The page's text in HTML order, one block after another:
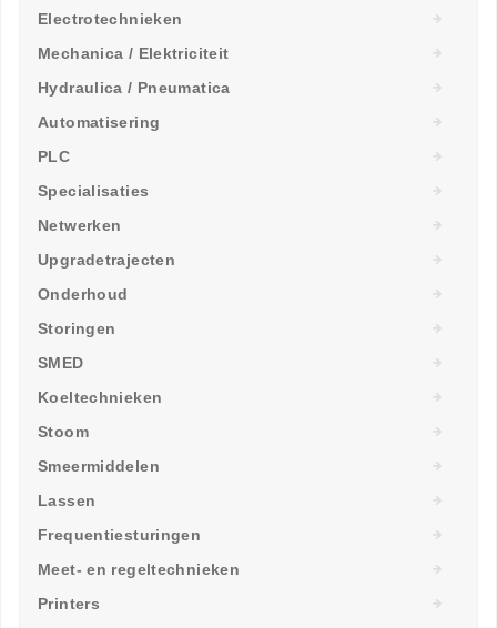
Electrotechnieken
Mechanica / Elektriciteit
Hydraulica / Pneumatica
Automatisering
PLC
Specialisaties
Netwerken
Upgradetrajecten
Onderhoud
Storingen
SMED
Koeltechnieken
Stoom
Smeermiddelen
Lassen
Frequentiesturingen
Meet- en regeltechnieken
Printers